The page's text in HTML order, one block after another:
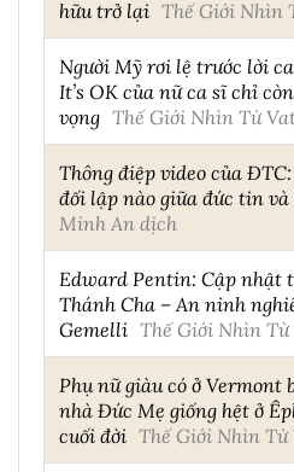
hữu trở lại Thế Giới Nhìn
Người Mỹ rơi lệ trước lời
It’s OK của nữ ca sĩ chỉ
vọng Thế Giới Nhìn Từ
Thông điệp video của
đối lập nào giữa đức tin và
Minh An dịch
Edward Pentin: Cập nhật
Thánh Cha – An ninh
Gemelli Thế Giới Nhìn
Phụ nữ giàu có ở Vermont
nhà Đức Mẹ giống hệt ở
cuối đời Thế Giới Nhìn